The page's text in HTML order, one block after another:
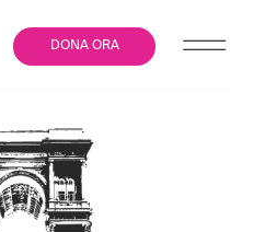
DONA ORA